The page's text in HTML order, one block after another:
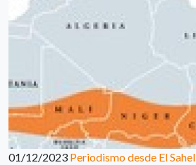
01/12/2023 Periodismo desde El Sahel